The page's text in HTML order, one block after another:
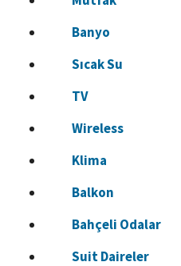
Banyo
Sıcak Su
TV
Wireless
Klima
Balkon
Bahçeli Odalar
Suit Daireler